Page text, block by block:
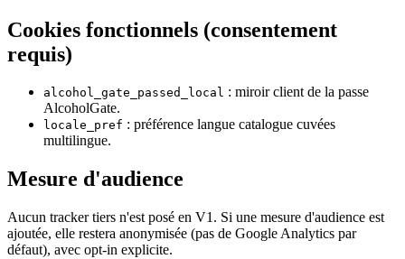
Cookies fonctionnels (consentement
requis)
alcohol_gate_passed_local : miroir client de la passe
AlcoholGate.
locale_pref : préférence langue catalogue cuvées
multilingue.
Mesure d'audience
Aucun tracker tiers n'est posé en V1. Si une mesure d'audience est
ajoutée, elle restera anonymisée (pas de Google Analytics par
défaut), avec opt-in explicite.